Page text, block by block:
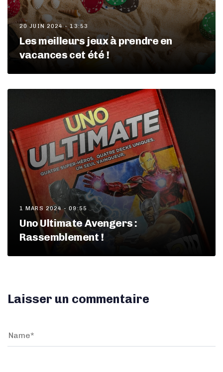
20 JUIN 2024 - 13:53
Les meilleurs jeux à prendre en
vacances cet été !
1 MARS 2024 - 09:55
Uno Ultimate Avengers :
Rassemblement !
Laisser un commentaire